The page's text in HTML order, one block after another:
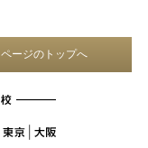
ページのトップへ